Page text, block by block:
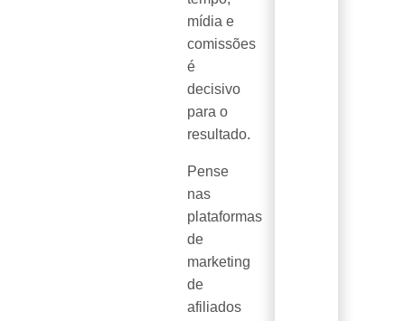
mídia e
comissões
é
decisivo
para o
resultado.
Pense
nas
plataformas
de
marketing
de
afiliados